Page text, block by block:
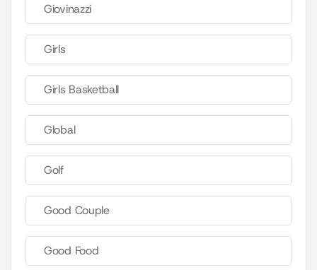
Giovinazzi
Girls
Girls Basketball
Global
Golf
Good Couple
Good Food